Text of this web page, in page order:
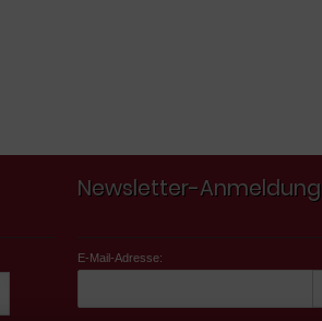
Newsletter-Anmeldung
E-Mail-Adresse: